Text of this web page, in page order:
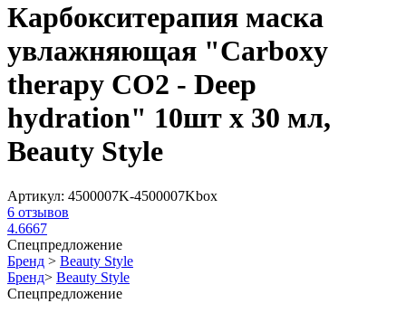
Карбокситерапия маска
увлажняющая "Carboxy
therapy CO2 - Deep
hydration" 10шт x 30 мл,
Beauty Style
Артикул: 4500007K-4500007Kbox
6 отзывов
4.6667
Спецпредложение
Бренд > Beauty Style
Бренд> Beauty Style
Спецпредложение